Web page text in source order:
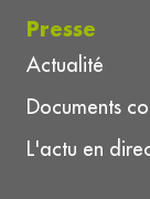
Presse
Actualité
Documents
L'actu en